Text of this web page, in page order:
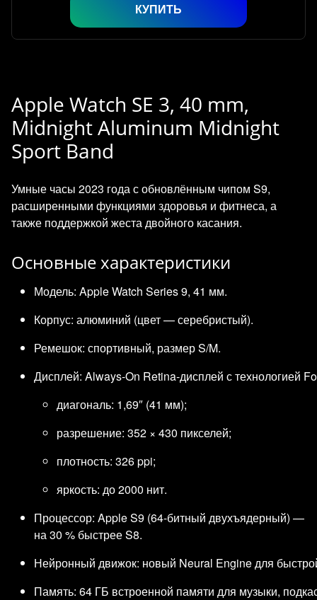
КУПИТЬ
Apple Watch SE 3, 40 mm,
Midnight Aluminum Midnight
Sport Band
Умные часы 2023 года с обновлённым чипом S9,
расширенными функциями здоровья и фитнеса, а
также поддержкой жеста двойного касания.
Основные характеристики
Модель: Apple Watch Series 9, 41 мм.
Корпус: алюминий (цвет — серебристый).
Ремешок: спортивный, размер S/M.
Дисплей: Always‑On Retina‑дисплей с технологией
диагональ: 1,69″ (41 мм);
разрешение: 352 × 430 пикселей;
плотность: 326 ppi;
яркость: до 2000 нит.
Процессор: Apple S9 (64‑битный двухъядерный) —
на 30 % быстрее S8.
Нейронный движок: новый Neural Engine для
Память: 64 ГБ встроенной памяти для музыки,